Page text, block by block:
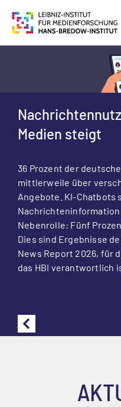
Medien steigt
36 Prozent der
mittlerweile über
Angebote. KI-Chatbots
Nebenrolle: Fünf
Dies sind Ergebnisse
News Report 2026, für
das HBI verantwortlich